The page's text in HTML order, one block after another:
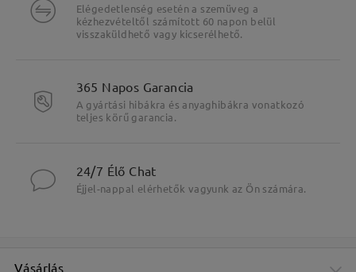
Elégedetlenség esetén a szemüveg a
kézhezvételtől számított 60 napon belül
visszaküldhető vagy kicserélhető.
365 Napos Garancia
A gyártási hibákra és anyaghibákra vonatkozó
teljes körű garancia.
24/7 Élő Chat
Éjjel-nappal elérhetők vagyunk az Ön számára.
Vásárlás